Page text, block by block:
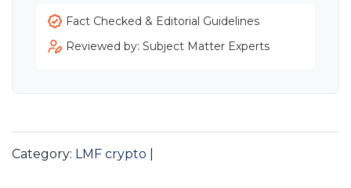
Fact Checked & Editorial Guidelines
Reviewed by: Subject Matter Experts
Category: LMF crypto